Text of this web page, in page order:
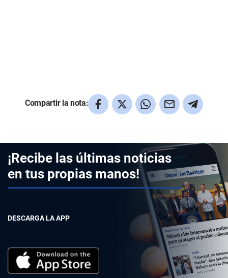
Compartir la nota:
¡Recibe las últimas noticias
en tus propias manos!
DESCARGA LA APP